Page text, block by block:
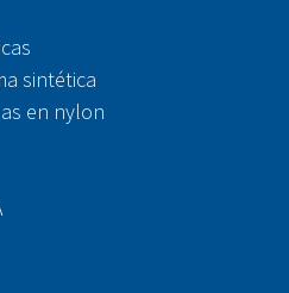
sintética
en nylon